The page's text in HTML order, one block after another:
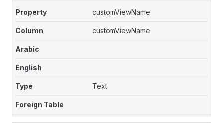
customViewName
customViewName
Text